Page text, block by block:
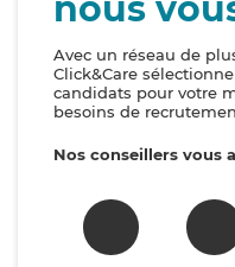
nous
Avec un réseau de
Click&Care
candidats pour votre
besoins de
Nos conseillers vous